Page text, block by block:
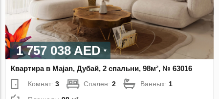
1 757 038 AED
Квартира в Majan, Дубай, 2 спальни, 98м², № 63016
Комнат:3 Спален:2 Ванных:1